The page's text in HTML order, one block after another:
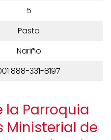
5
Pasto
Nariño
888-331-8197
la Parroquia
Ministerial de